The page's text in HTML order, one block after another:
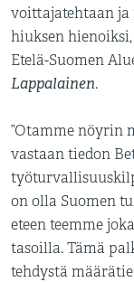
voittajatehtaan
hiuksen
Etelä-Suomen
Lappalainen.
”Otamme nöyrin
vastaan tiedon
on olla Suomen
eteen teemme
tasoilla. Tämä
tehdystä